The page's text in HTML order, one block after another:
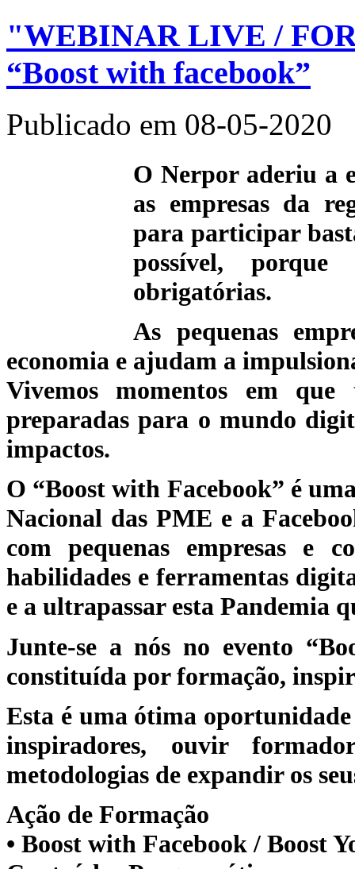
"WEBINAR LIVE /
“Boost with facebook”
Publicado em 08-05-2020
O Nerpor aderiu a
as empresas da
para participar
possível,
obrigatórias.
As pequenas
economia e ajudam a
Vivemos momentos em que
preparadas para o mundo
impactos.
O “Boost with Facebook” é
Nacional das PME e a
com pequenas empresas e
habilidades e ferramentas
e a ultrapassar esta Pandemia
Junte-se a nós no evento
constituída por formação,
Esta é uma ótima
inspiradores, ouvir
metodologias de expandir os
Ação de Formação
• Boost with Facebook / Boost